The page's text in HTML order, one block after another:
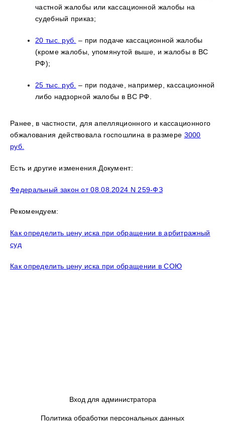
частной жалобы или кассационной жалобы на
судебный приказ;
20 тыс. руб. – при подаче кассационной жалобы
(кроме жалобы, упомянутой выше, и жалобы в ВС
РФ);
25 тыс. руб. – при подаче, например, кассационной
либо надзорной жалобы в ВС РФ.
Ранее, в частности, для апелляционного и кассационного
обжалования действовала госпошлина в размере 3000
руб.
Есть и другие изменения.Документ:
Федеральный закон от 08.08.2024 N 259-ФЗ
Рекомендуем:
Как определить цену иска при обращении в арбитражный
суд
Как определить цену иска при обращении в СОЮ
Вход для администратора
Политика обработки персональных данных